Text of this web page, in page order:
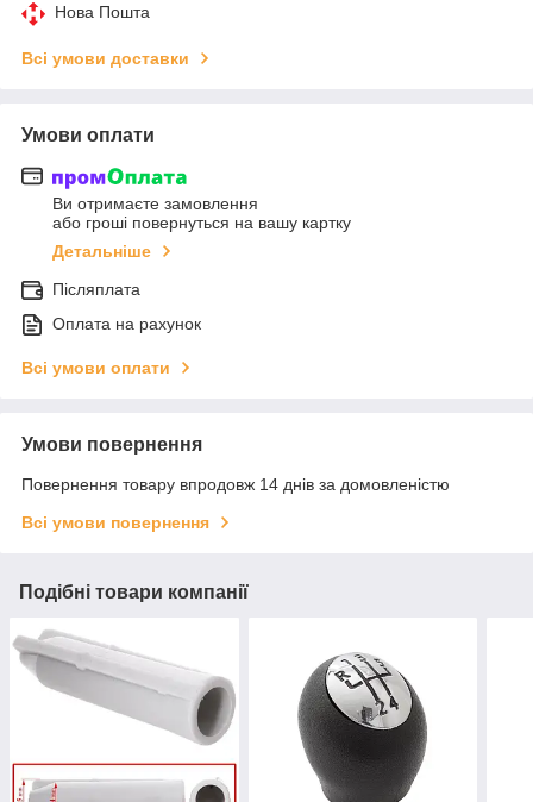
Нова Пошта
Всі умови доставки
Умови оплати
Ви отримаєте замовлення
або гроші повернуться на вашу картку
Детальніше
Післяплата
Оплата на рахунок
Всі умови оплати
Умови повернення
Повернення товару впродовж 14 днів за домовленістю
Всі умови повернення
Подібні товари компанії